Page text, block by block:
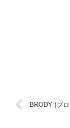
BRODY (ブ